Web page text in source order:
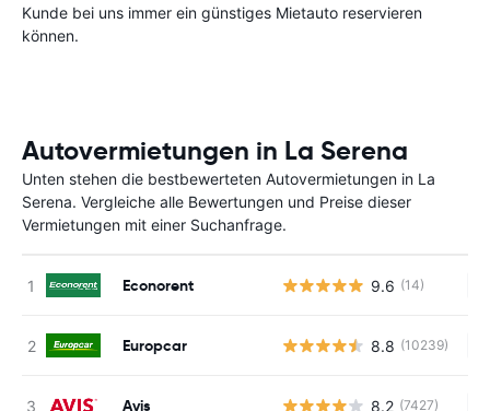
Kunde bei uns immer ein günstiges Mietauto reservieren
können.
Autovermietungen in La Serena
Unten stehen die bestbewerteten Autovermietungen in La
Serena. Vergleiche alle Bewertungen und Preise dieser
Vermietungen mit einer Suchanfrage.
Econorent 9.6 (14)
Europcar 8.8 (10239)
Avis 8.2 (7427)